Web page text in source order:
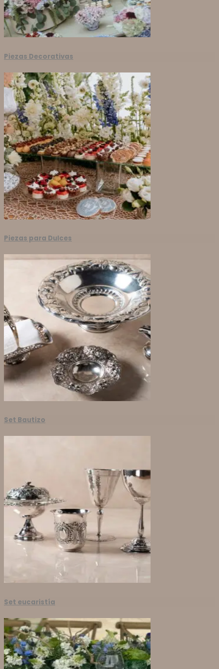
Piezas Decorativas
Piezas para Dulces
Set Bautizo
Set eucaristía